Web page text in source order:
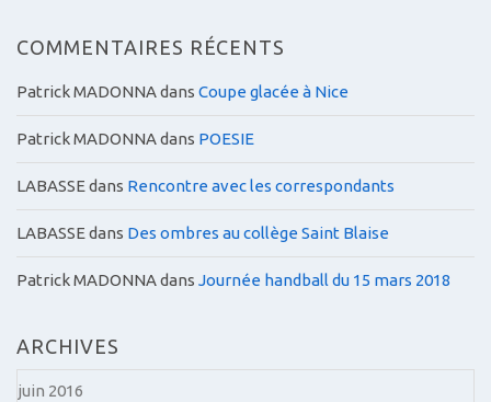
COMMENTAIRES RÉCENTS
Patrick MADONNAdans Coupe glacée à Nice
Patrick MADONNAdans POESIE
LABASSE dans Rencontre avec les correspondants
LABASSE dans Des ombres au collège Saint Blaise
Patrick MADONNAdans Journée handball du 15 mars 2018
ARCHIVES
juin 2016